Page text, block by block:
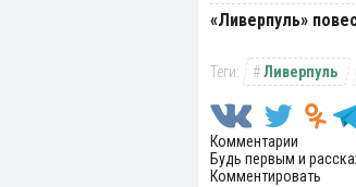
«Ливерпуль»
Ливерпуль
Комментарии
Будь первым и
Комментировать